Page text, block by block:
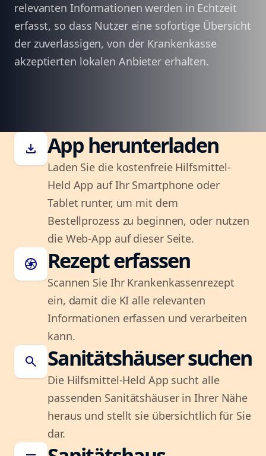
relevanten Informationen werden in Echtzeit
erfasst, so dass Nutzer eine sofortige Übersicht
der zuverlässigen, von der Krankenkasse
akzeptierten lokalen Anbieter erhalten.
download App herunterladen
Laden Sie die kostenfreie Hilfsmittel-
Held App auf Ihr Smartphone oder
Tablet runter, um mit dem
Bestellprozess zu beginnen, oder nutzen
die Web-App auf dieser Seite.
camera Rezept erfassen
Scannen Sie Ihr Krankenkassenrezept
ein, damit die KI alle relevanten
Informationen erfassen und verarbeiten
kann.
search Sanitätshäuser suchen
Die Hilfsmittel-Held App sucht alle
passenden Sanitätshäuser in Ihrer Nähe
heraus und stellt sie übersichtlich für Sie
dar.